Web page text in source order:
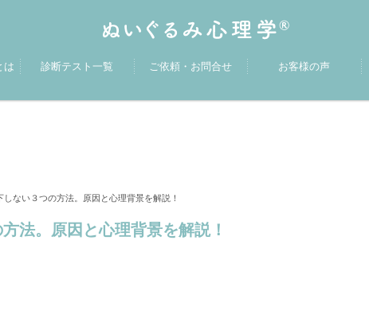
は 診断テスト一覧 ご依頼・お問合せ お客様の声
しない３つの方法。原因と心理背景を解説！
法。原因と心理背景を解説！